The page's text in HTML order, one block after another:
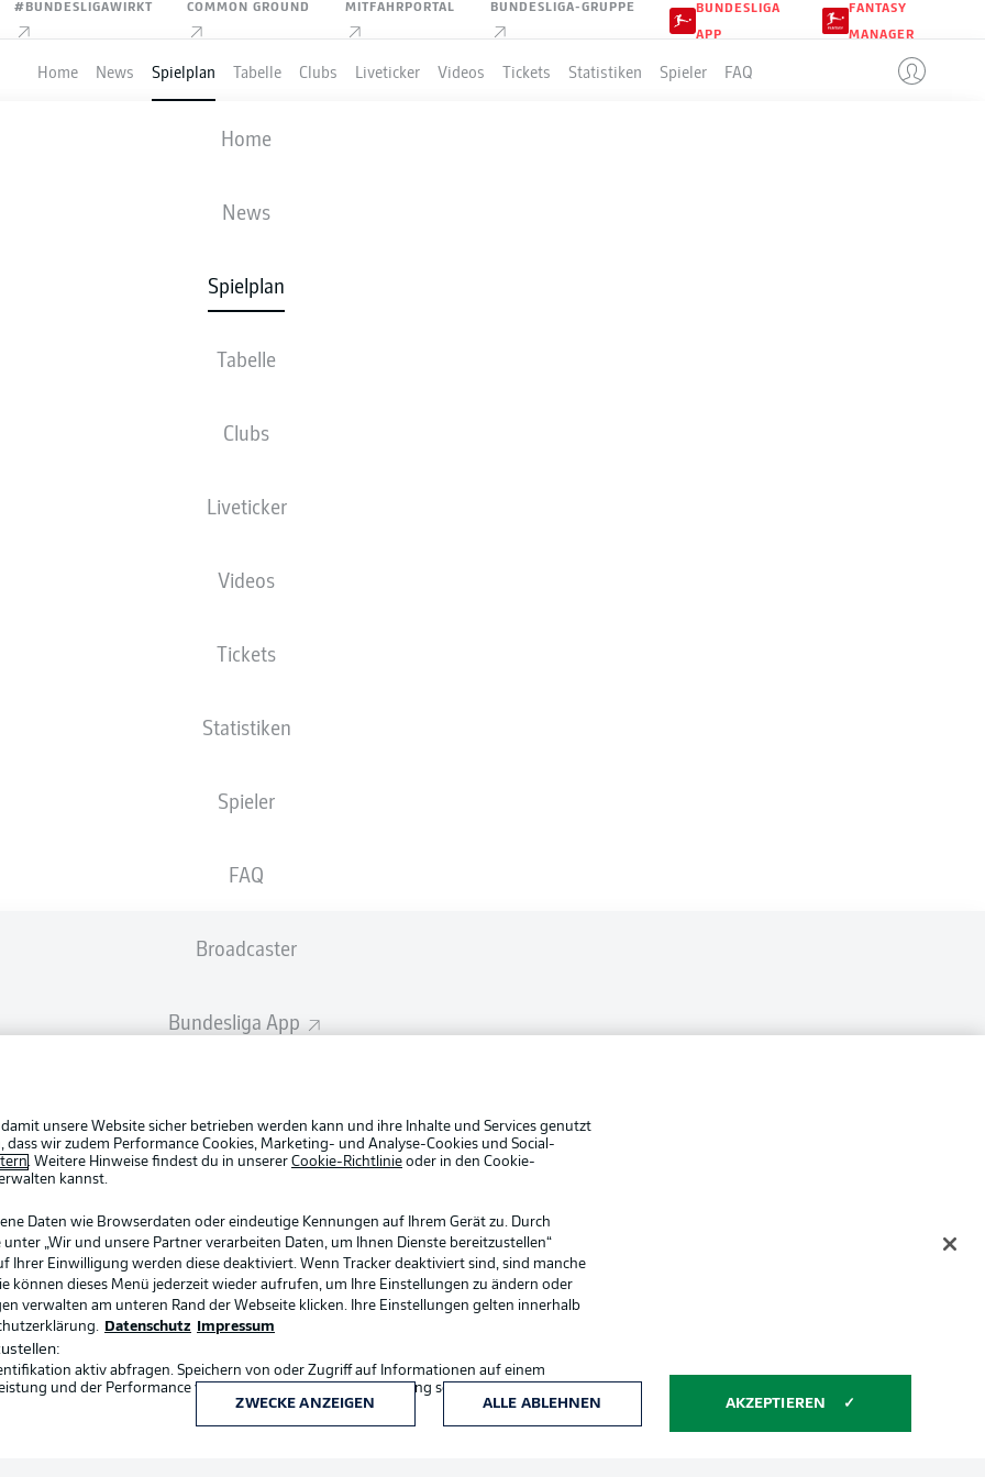
#BUNDESLIGAWIRKT COMMON GROUND MITFAHRPORTAL BUNDESLIGA-GRUPPE
BUNDESLIGA
APP
FANTASY
MANAGER
Home News Spielplan Tabelle Clubs Liveticker Videos Tickets Statistiken Spieler FAQ
Home
News
Spielplan
Tabelle
Clubs
Liveticker
Videos
Tickets
Statistiken
Spieler
FAQ
Broadcaster
Bundesliga App
#BundesligaWIRKT
Common Ground
Mitfahrportal
BUNDESLIGA-GRUPPE
HAMBURGER SV
2 2
AUFSTELLUNGEN
Impressum
Spieler
Anzeige Modus
unsere Website sicher betrieben werden kann und ihre Inhalte und Services genutzt
wir zudem Performance Cookies, Marketing- und Analyse-Cookies und Social-
. Weitere Hinweise findest du in unserer Cookie-Richtlinie oder in den Cookie-
kannst.
Daten wie Browserdaten oder eindeutige Kennungen auf Ihrem Gerät zu. Durch
„Wir und unsere Partner verarbeiten Daten, um Ihnen Dienste bereitzustellen“
Einwilligung werden diese deaktiviert. Wenn Tracker deaktiviert sind, sind manche
können dieses Menü jederzeit wieder aufrufen, um Ihre Einstellungen zu ändern oder
verwalten am unteren Rand der Webseite klicken. Ihre Einstellungen gelten innerhalb
Datenschutz Impressum
aktiv abfragen. Speichern von oder Zugriff auf Informationen auf einem
und der Performance von Inhalten, Zielgruppenforschung sowie Entwicklung und
AKZEPTIEREN
ALLE ABLEHNEN
ZWECKE ANZEIGEN